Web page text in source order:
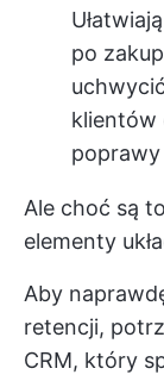
po
klientów
poprawy
Ale choć są
elementy
Aby
retencji,
CRM, który